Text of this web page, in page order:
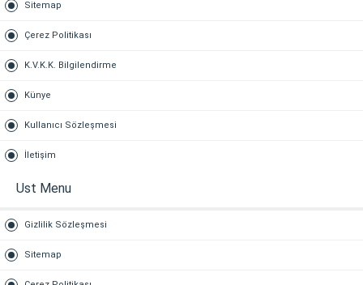
Sitemap
Çerez Politikası
K.V.K.K. Bilgilendirme
Künye
Kullanıcı Sözleşmesi
İletişim
Ust Menu
Gizlilik Sözleşmesi
Sitemap